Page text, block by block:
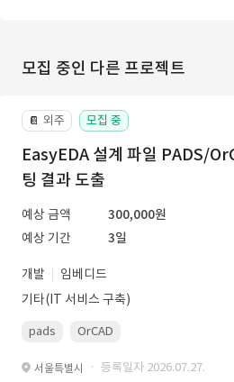
모집 중인 다른 프로젝트
📔 외주 모집 중
EasyEDA 설계 파일 PADS/
팅 결과 도출
예상 금액
300,000원
예상 기간
3일
개발
임베디드
기타(IT 서비스 구축)
pads OrCAD
서울특별시 · 등록일자 2026.07.27.